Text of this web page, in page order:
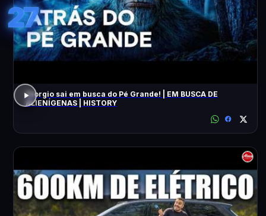
27
Giorgio sai em busca do Pé Grande! | EM BUSCA DE
ALIENÍGENAS | HISTORY